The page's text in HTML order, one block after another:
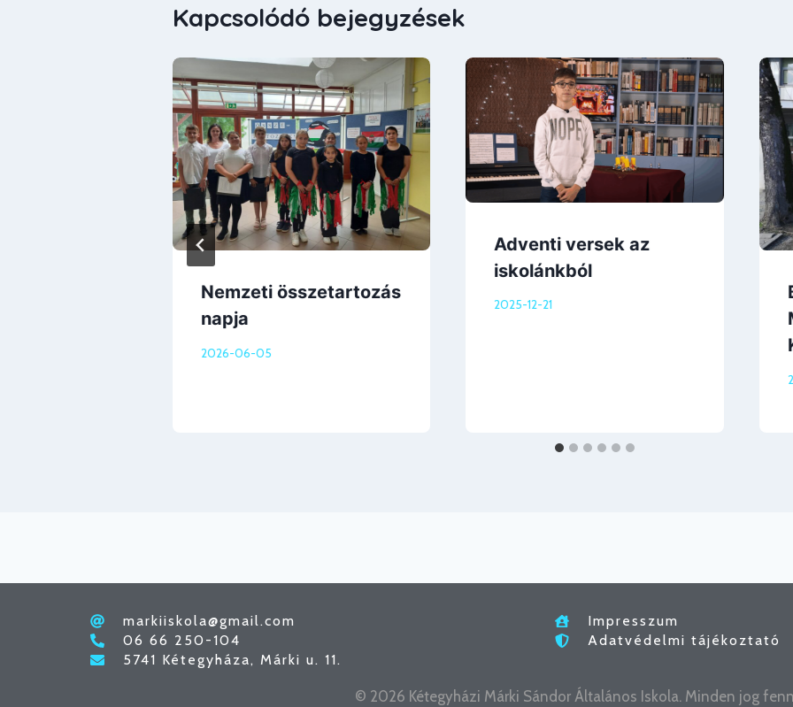
Kapcsolódó bejegyzések
Nemzeti összetartozás
napja
2026-06-05
Adventi versek az
iskolánkból
2025-12-21
markiiskola@gmail.com
06 66 250-104
5741 Kétegyháza, Márki u. 11.
Impresszum
Adatvédelmi tájékoztató
© 2026 Kétegyházi Márki Sándor Általános Iskola. Minden jog